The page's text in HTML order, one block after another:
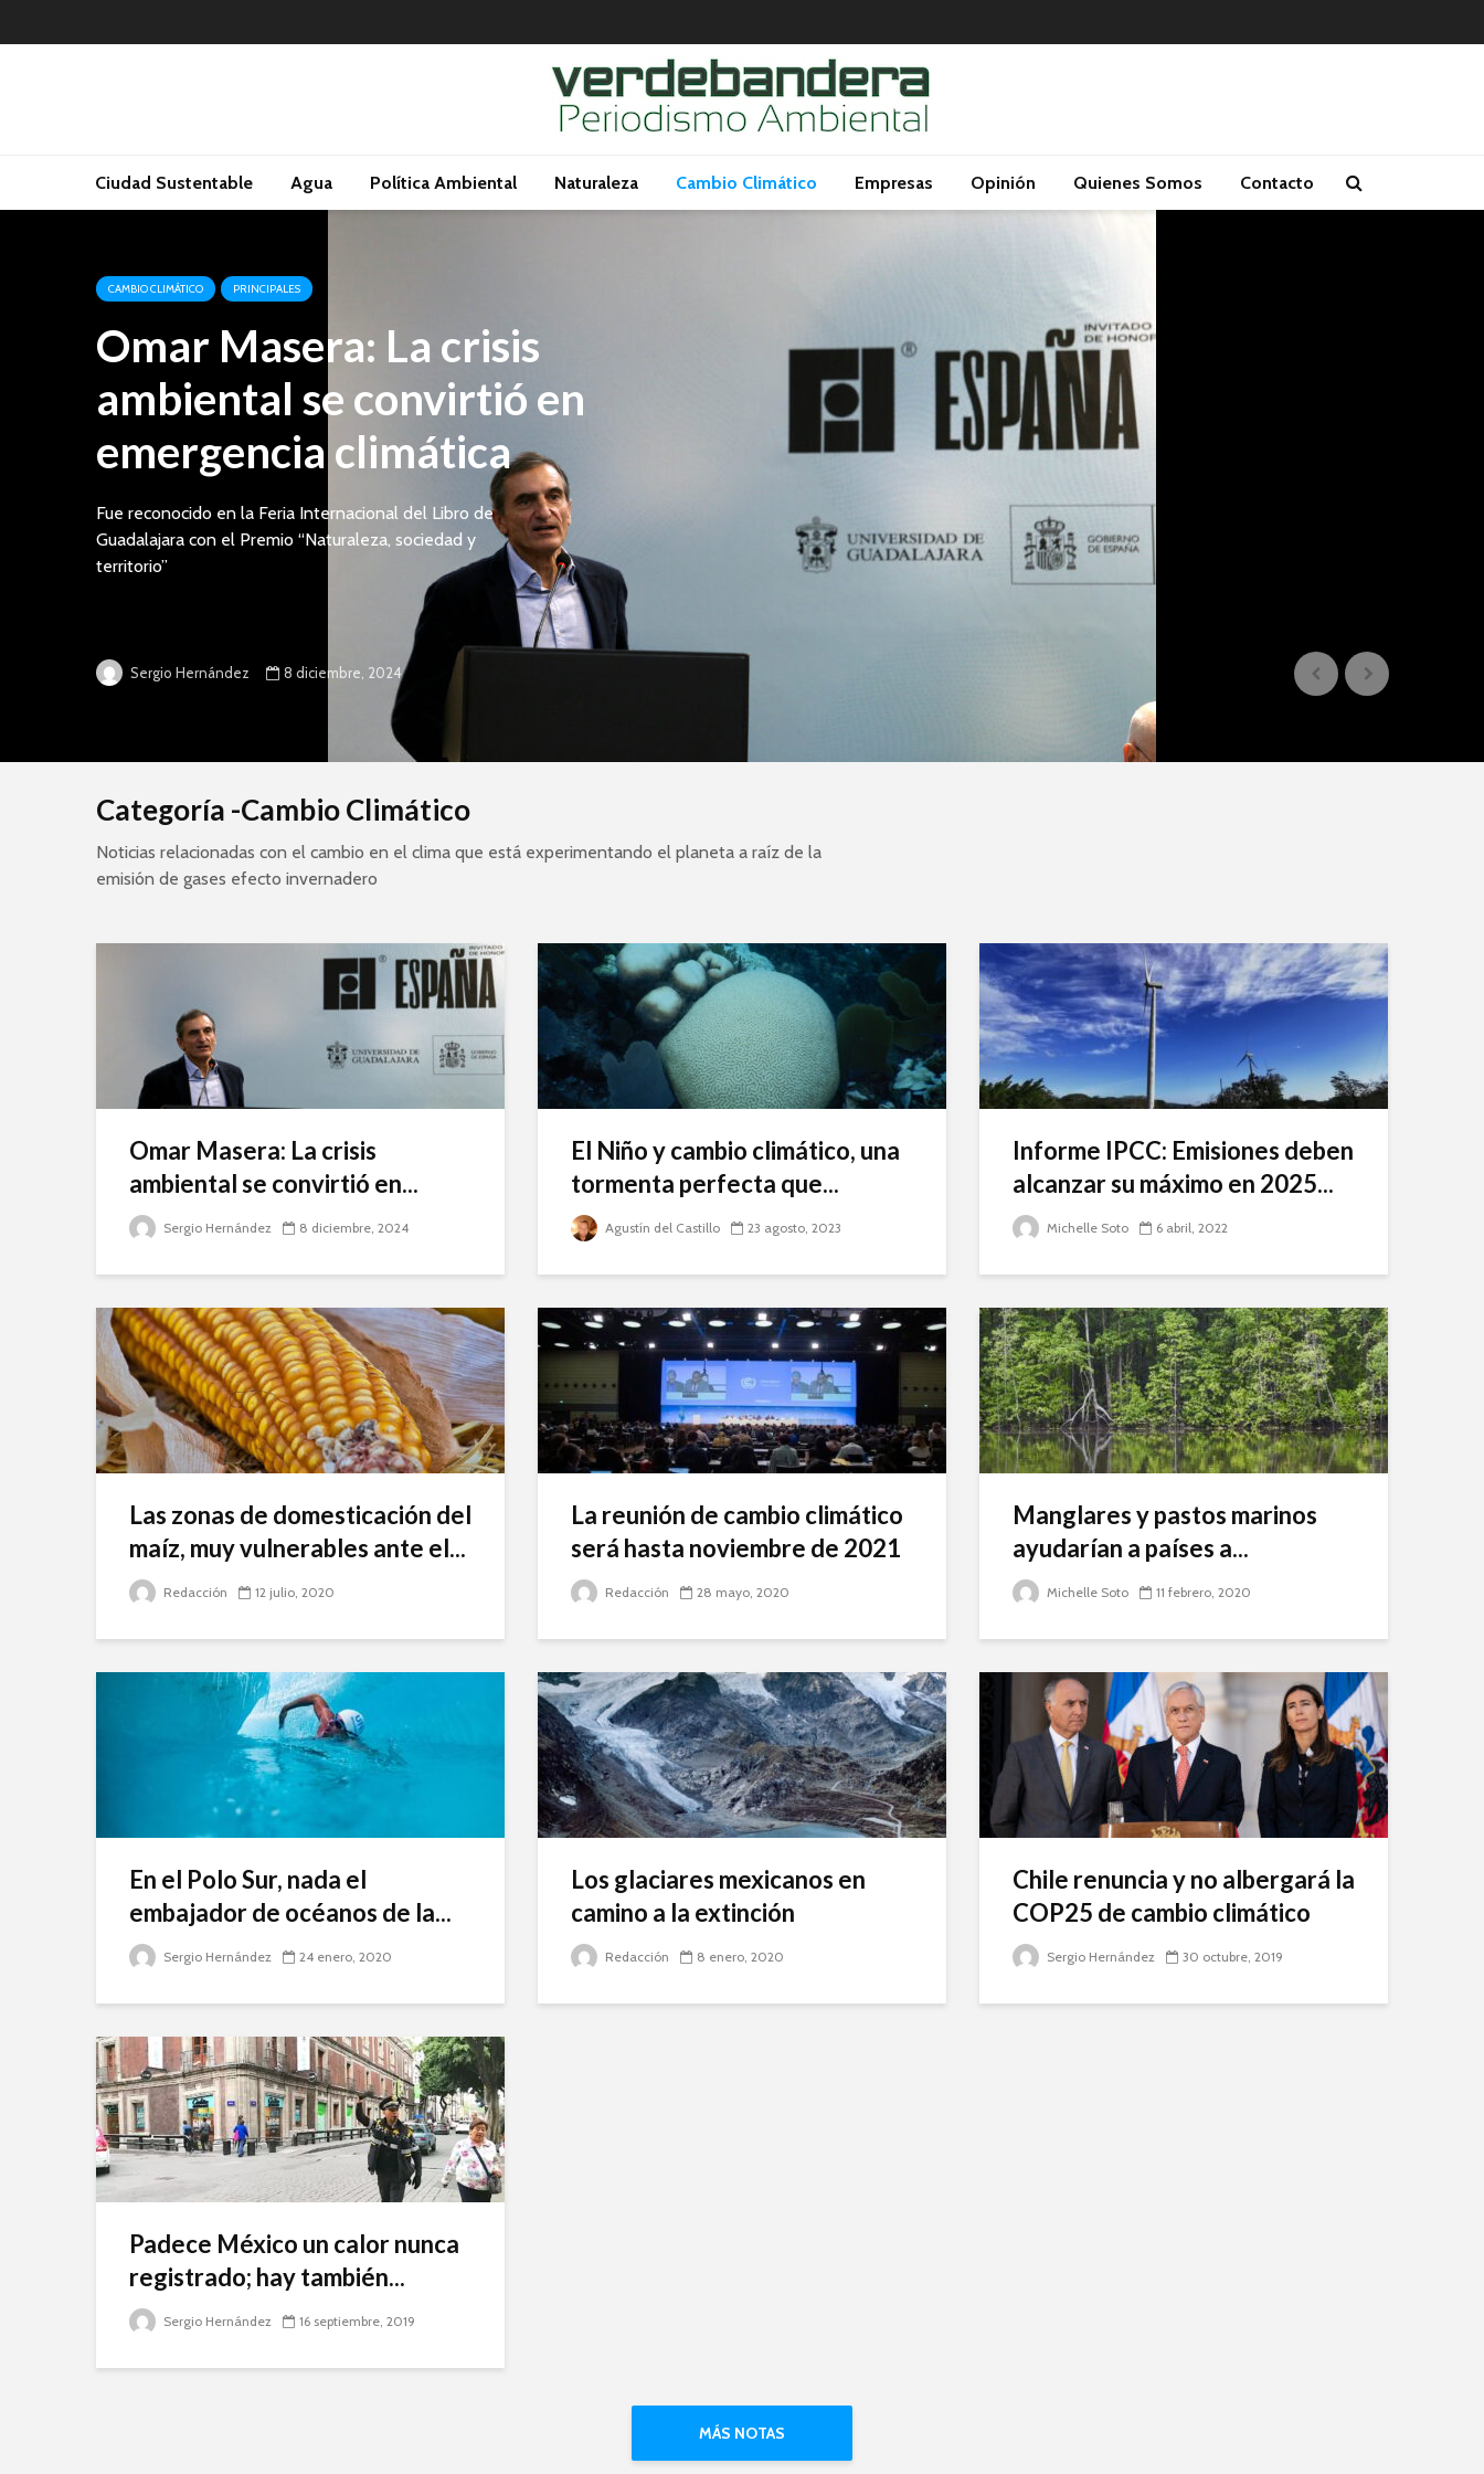
Ciudad Sustentable Agua Política Ambiental Naturaleza Cambio Climático Empresas Opinión Quienes Somos Contacto
CAMBIO CLIMÁTICO PRINCIPALES
Omar Masera: La crisis
ambiental se convirtió en
emergencia climática
Fue reconocido en la Feria Internacional del Libro de
Guadalajara con el Premio “Naturaleza, sociedad y
territorio”
Sergio Hernández 8 diciembre, 2024
Categoría -Cambio Climático
Noticias relacionadas con el cambio en el clima que está experimentando el planeta a raíz de la
emisión de gases efecto invernadero
Omar Masera: La crisis
ambiental se convirtió en...
Sergio Hernández 8 diciembre, 2024
El Niño y cambio climático, una
tormenta perfecta que...
Agustín del Castillo 23 agosto, 2023
Informe IPCC: Emisiones deben
alcanzar su máximo en 2025...
Michelle Soto 6 abril, 2022
Las zonas de domesticación del
maíz, muy vulnerables ante el...
Redacción 12 julio, 2020
La reunión de cambio climático
será hasta noviembre de 2021
Redacción 28 mayo, 2020
Manglares y pastos marinos
ayudarían a países a...
Michelle Soto 11 febrero, 2020
En el Polo Sur, nada el
embajador de océanos de la...
Sergio Hernández 24 enero, 2020
Los glaciares mexicanos en
camino a la extinción
Redacción 8 enero, 2020
Chile renuncia y no albergará la
COP25 de cambio climático
Sergio Hernández 30 octubre, 2019
Padece México un calor nunca
registrado; hay también...
Sergio Hernández 16 septiembre, 2019
MÁS NOTAS